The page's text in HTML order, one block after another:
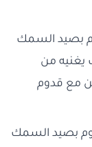
بصيد السمك
يغنيه من
مع قدوم
بصيد السمك